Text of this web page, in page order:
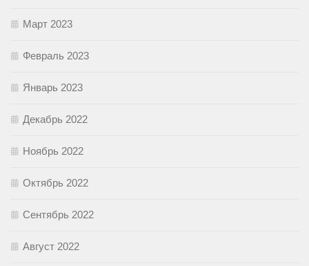
Март 2023
Февраль 2023
Январь 2023
Декабрь 2022
Ноябрь 2022
Октябрь 2022
Сентябрь 2022
Август 2022